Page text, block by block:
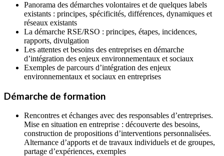
Panorama des démarches volontaires et de quelques labels
existants : principes, spécificités, différences, dynamiques et
réseaux existants
La démarche RSE/RSO : principes, étapes, incidences,
rapports, divulgation
Les attentes et besoins des entreprises en démarche
d’intégration des enjeux environnementaux et sociaux
Exemples de parcours d’intégration des enjeux
environnementaux et sociaux en entreprises
Démarche de formation
Rencontres et échanges avec des responsables d’entreprises.
Mise en situation en entreprise : découverte des besoins,
construction de propositions d’interventions personnalisées.
Alternance d’apports et de travaux individuels et de groupes,
partage d’expériences, exemples